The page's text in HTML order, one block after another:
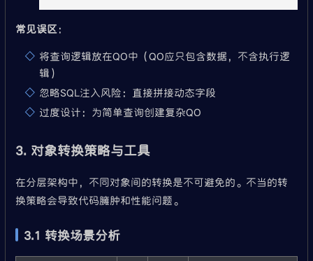
常见误区 ：
将查询逻辑放在QO中（QO应只包含数据，不含执行逻
辑）
忽略SQL注入风险：直接拼接动态字段
过度设计：为简单查询创建复杂QO
3. 对象转换策略与工具
在分层架构中，不同对象间的转换是不可避免的。不当的转
换策略会导致代码臃肿和性能问题。
3.1 转换场景分析